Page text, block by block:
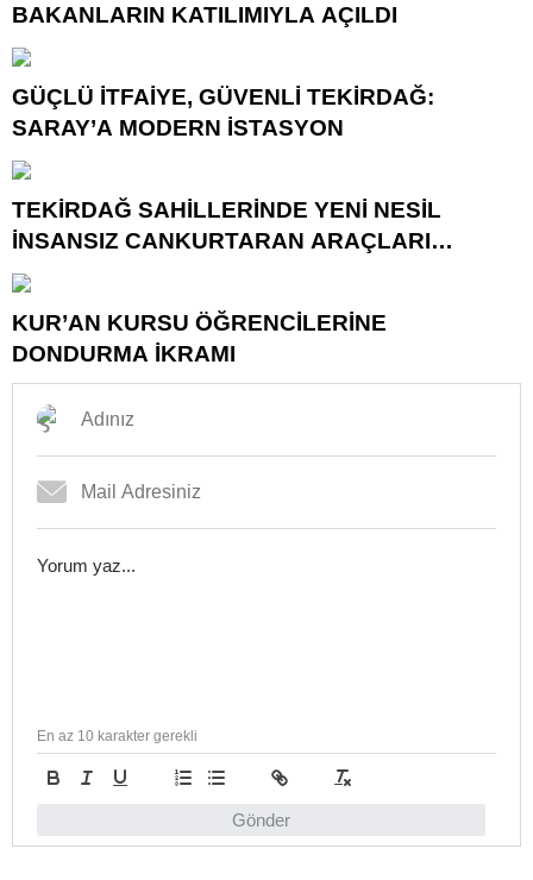
BAKANLARIN KATILIMIYLA AÇILDI
GÜÇLÜ İTFAİYE, GÜVENLİ TEKİRDAĞ:
SARAY’A MODERN İSTASYON
TEKİRDAĞ SAHİLLERİNDE YENİ NESİL
İNSANSIZ CANKURTARAN ARAÇLARI
GÖREVDE
KUR’AN KURSU ÖĞRENCİLERİNE
DONDURMA İKRAMI
Gönder
En az 10 karakter gerekli